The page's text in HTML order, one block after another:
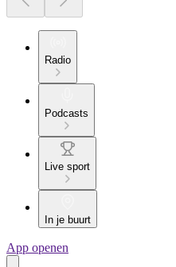
Radio
Podcasts
Live sport
In je buurt
App openen